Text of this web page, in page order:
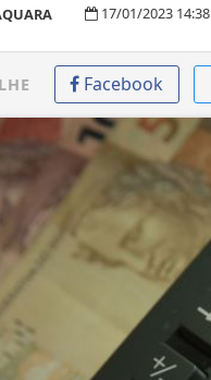
17/01/2023 14:38
Facebook